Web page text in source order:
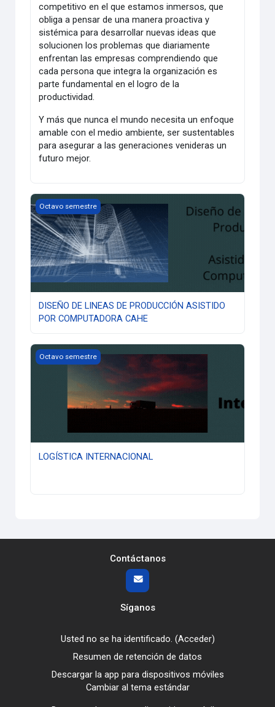
competitivo en el que estamos inmersos, que
obliga a pensar de una manera proactiva y
sistémica para desarrollar nuevas ideas que
solucionen los problemas que diariamente
enfrentan las empresas comprendiendo que
cada persona que integra la organización es
parte fundamental en el logro de la
productividad.
Y más que nunca el mundo necesita un enfoque
amable con el medio ambiente, ser sustentables
para asegurar a las generaciones venideras un
futuro mejor.
DISEÑO DE LINEAS DE PRODUCCIÓN ASISTIDO POR
Octavo semestre
DISEÑO DE LINEAS DE PRODUCCIÓN ASISTIDO
POR COMPUTADORA CAHE
LOGÍSTICA INTERNACIONAL
Octavo semestre
LOGÍSTICA INTERNACIONAL
Contáctanos
Síganos
Usted no se ha identificado. (Acceder)
Resumen de retención de datos
Descargar la app para dispositivos móviles
Cambiar al tema estándar